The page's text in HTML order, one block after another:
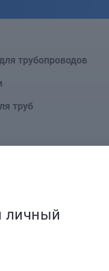
трубопроводов
труб
личный